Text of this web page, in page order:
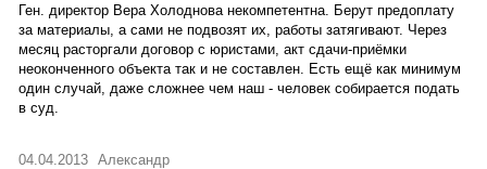
Ген. директор Вера Холоднова некомпетентна. Берут предоплату
за материалы, а сами не подвозят их, работы затягивают. Через
месяц расторгали договор с юристами, акт сдачи-приёмки
неоконченного объекта так и не составлен. Есть ещё как минимум
один случай, даже сложнее чем наш - человек собирается подать
в суд.
04.04.2013 Александр